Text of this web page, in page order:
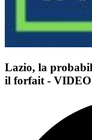
Lazio, la
il forfait - VIDEO